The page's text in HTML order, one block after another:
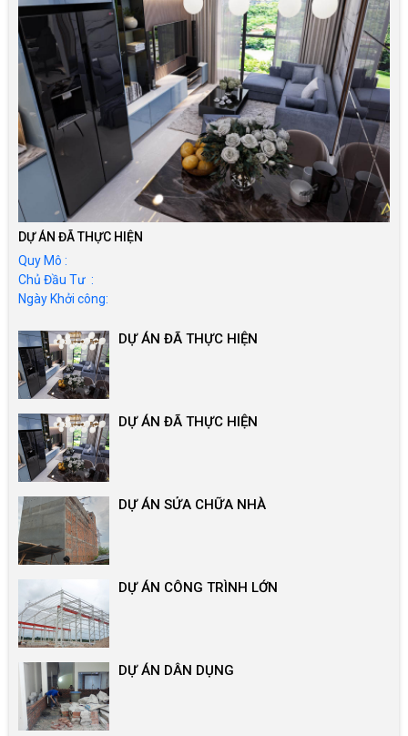
DỰ ÁN ĐÃ THỰC HIỆN
Quy Mô :
Chủ Đầu Tư :
Ngày Khởi công:
DỰ ÁN ĐÃ THỰC HIỆN
DỰ ÁN ĐÃ THỰC HIỆN
DỰ ÁN SỬA CHỮA NHÀ
DỰ ÁN CÔNG TRÌNH LỚN
DỰ ÁN DÂN DỤNG